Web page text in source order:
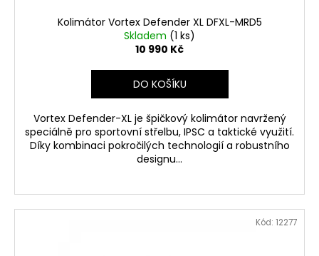
Kolimátor Vortex Defender XL DFXL-MRD5
Skladem (1 ks)
10 990 Kč
DO KOŠÍKU
Vortex Defender-XL je špičkový kolimátor navržený
speciálně pro sportovní střelbu, IPSC a taktické využití.
Díky kombinaci pokročilých technologií a robustního
designu...
Kód: 12277